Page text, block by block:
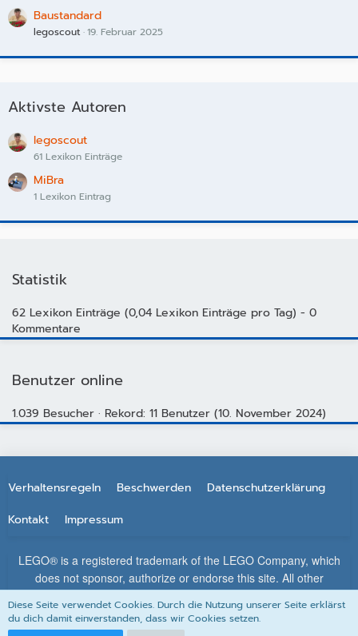
Baustandard
legoscout 19. Februar 2025
Aktivste Autoren
legoscout
61 Lexikon Einträge
MiBra
1 Lexikon Eintrag
Statistik
62 Lexikon Einträge (0,04 Lexikon Einträge pro Tag) - 0
Kommentare
Benutzer online
1.039 Besucher Rekord: 11 Benutzer (10. November 2024)
Verhaltensregeln Beschwerden
Datenschutzerklärung
Kontakt
Impressum
LEGO® is a registered trademark of the LEGO Company, which
does not sponsor, authorize or endorse this site. All other
trademarks, service marks, and copyrights are property of their
respective owners.
Diese Seite verwendet Cookies. Durch die Nutzung unserer Seite erklärst
du dich damit einverstanden, dass wir Cookies setzen.